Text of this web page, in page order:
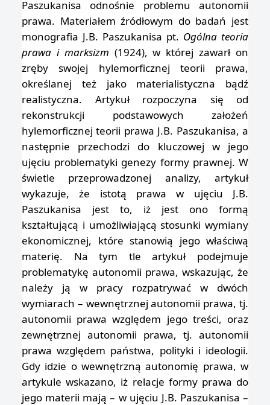
Paszukanisa odnośnie problemu autonomii
prawa. Materiałem źródłowym do badań jest
monografia J.B. Paszukanisa pt. Ogólna teoria
prawa i marksizm (1924), w której zawarł on
zręby swojej hylemorficznej teorii prawa,
określanej też jako materialistyczna bądź
realistyczna. Artykuł rozpoczyna się od
rekonstrukcji podstawowych założeń
hylemorficznej teorii prawa J.B. Paszukanisa, a
następnie przechodzi do kluczowej w jego
ujęciu problematyki genezy formy prawnej. W
świetle przeprowadzonej analizy, artykuł
wykazuje, że istotą prawa w ujęciu J.B.
Paszukanisa jest to, iż jest ono formą
kształtującą i umożliwiającą stosunki wymiany
ekonomicznej, które stanowią jego właściwą
materię. Na tym tle artykuł podejmuje
problematykę autonomii prawa, wskazując, że
należy ją w pracy rozpatrywać w dwóch
wymiarach – wewnętrznej autonomii prawa, tj.
autonomii prawa względem jego treści, oraz
zewnętrznej autonomii prawa, tj. autonomii
prawa względem państwa, polityki i ideologii.
Gdy idzie o wewnętrzną autonomię prawa, w
artykule wskazano, iż relacje formy prawa do
jego materii mają – w ujęciu J.B. Paszukanisa –